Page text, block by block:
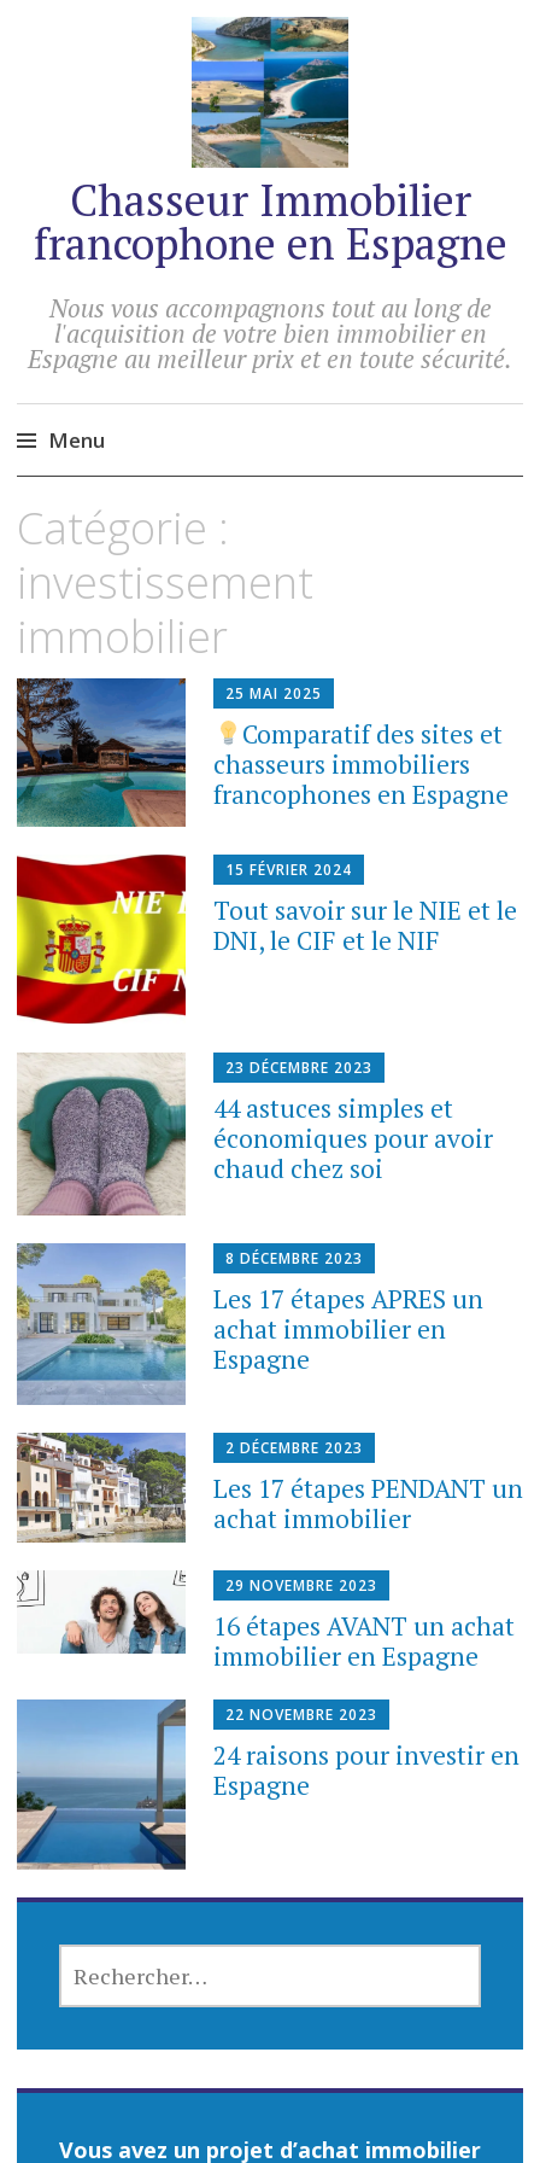
Chasseur Immobilier
francophone en Espagne
Nous vous accompagnons tout au long de
l'acquisition de votre bien immobilier en
Espagne au meilleur prix et en toute sécurité.
Menu
au
Catégorie :
investissement
immobilier
25 MAI 2025
Comparatif des sites et
chasseurs immobiliers
francophones en Espagne
15 FÉVRIER 2024
Tout savoir sur le NIE et le
DNI, le CIF et le NIF
23 DÉCEMBRE 2023
44 astuces simples et
économiques pour avoir
chaud chez soi
8 DÉCEMBRE 2023
Les 17 étapes APRES un
achat immobilier en
Espagne
2 DÉCEMBRE 2023
Les 17 étapes PENDANT un
achat immobilier
29 NOVEMBRE 2023
16 étapes AVANT un achat
immobilier en Espagne
22 NOVEMBRE 2023
24 raisons pour investir en
Espagne
Vous avez un projet d’achat immobilier